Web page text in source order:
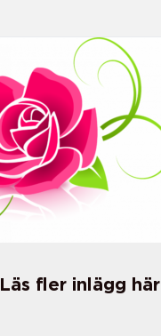
Läs fler inlägg här